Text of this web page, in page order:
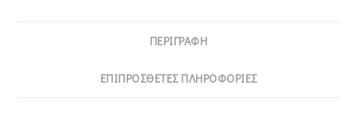
ΠΕΡΙΓΡΑΦΉ
ΕΠΙΠΡΌΣΘΕΤΕΣ ΠΛΗΡΟΦΟΡΊΕΣ